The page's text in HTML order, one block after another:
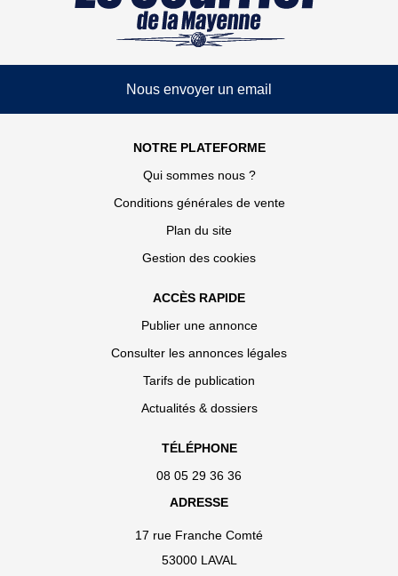
Nous envoyer un email
NOTRE PLATEFORME
Qui sommes nous ?
Conditions générales de vente
Plan du site
Gestion des cookies
ACCÈS RAPIDE
Publier une annonce
Consulter les annonces légales
Tarifs de publication
Actualités & dossiers
TÉLÉPHONE
08 05 29 36 36
ADRESSE
17 rue Franche Comté
53000 LAVAL